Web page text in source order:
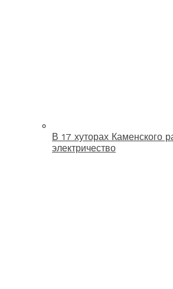
В 17 хуторах Каменского
электричество